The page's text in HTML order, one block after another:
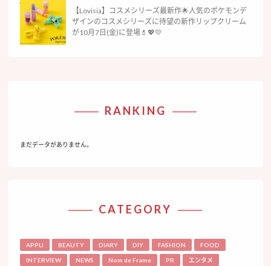
【Lovisia】コスメシリーズ最新作🌟人気のポケモンデ
ザインのコスメシリーズに待望の新作リップクリーム
が10月7日(金)に登場💄💖💛
RANKING
まだデータがありません。
CATEGORY
APPLI BEAUTY DIARY DIY FASHION FOOD
INTERVIEW NEWS Nom de Frame PR エンタメ